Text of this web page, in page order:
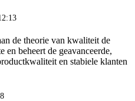
de theorie van kwaliteit de
en beheert de geavanceerde,
en stabiele klanten